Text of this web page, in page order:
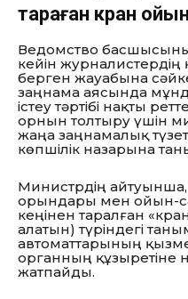
тараған кран
Ведомство
кейін
берген жауабына
заңнама аясында
істеу тәртібі нақты
орнын толтыру үшін
жаңа заңнамалық
көпшілік назарына
Министрдің айтуынша,
орындары мен ойын-
кеңінен таралған
алатын) түріндегі
автоматтарының
органның құзыретіне
жатпайды.